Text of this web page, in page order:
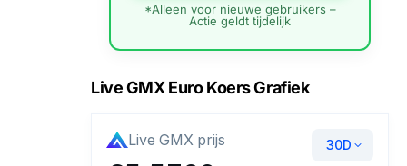
*Alleen voor nieuwe gebruikers –
Actie geldt tijdelijk
Live GMX Euro Koers Grafiek